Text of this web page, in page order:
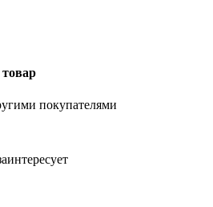
покупателями